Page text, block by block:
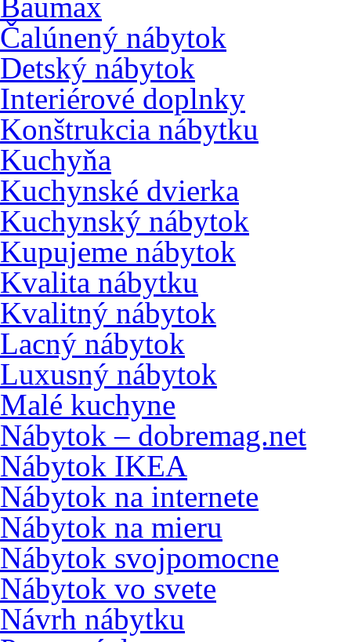
Baumax
Čalúnený nábytok
Detský nábytok
Interiérové doplnky
Konštrukcia nábytku
Kuchyňa
Kuchynské dvierka
Kuchynský nábytok
Kupujeme nábytok
Kvalita nábytku
Kvalitný nábytok
Lacný nábytok
Luxusný nábytok
Malé kuchyne
Nábytok – dobremag.net
Nábytok IKEA
Nábytok na internete
Nábytok na mieru
Nábytok svojpomocne
Nábytok vo svete
Návrh nábytku